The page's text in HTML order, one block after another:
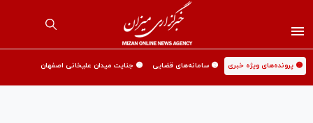
🟡 پرونده‌های ویژه خبری 🟡 سامانه‌های قضایی 🟡 جنایت میدان علیخانی اصفهان